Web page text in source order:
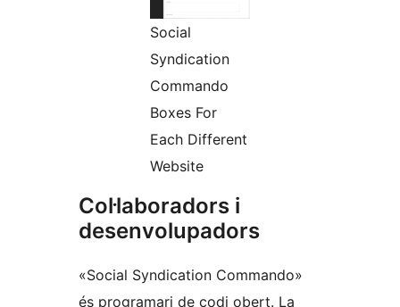
Social
Syndication
Commando
Boxes For
Each Different
Website
Col·laboradors i
desenvolupadors
«Social Syndication Commando»
és programari de codi obert. La